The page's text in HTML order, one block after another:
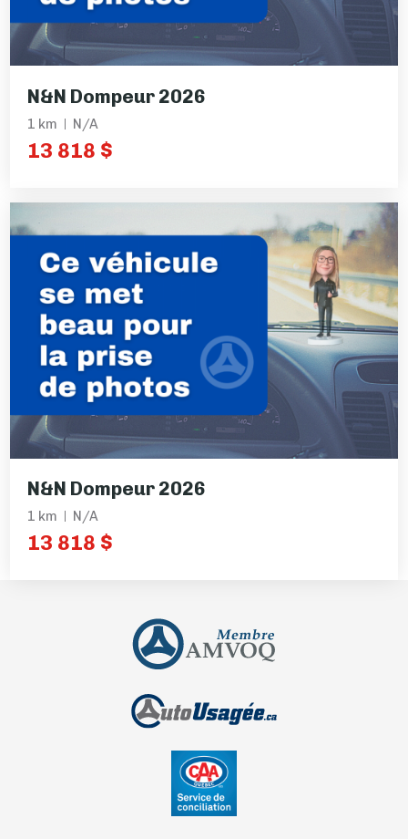
N&N Dompeur 2026
1 km N/A
13 818 $
N&N Dompeur 2026
1 km N/A
13 818 $